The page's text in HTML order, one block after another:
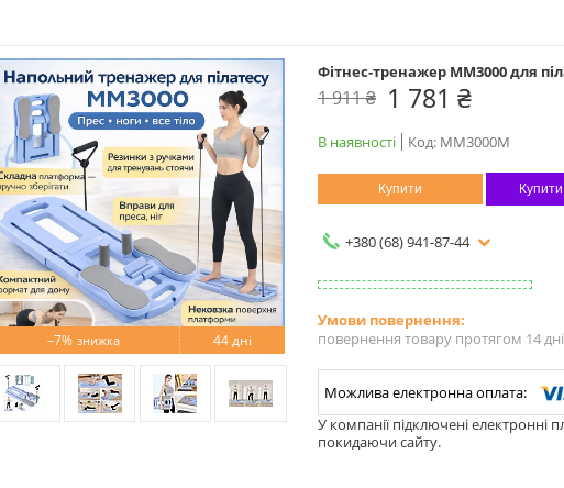
–7% 44 дні
Фітнес-тренажер MM3000 для
1 911 ₴ 1 781 ₴
В наявності Код: MM3000M
Купити
+380 (68) 941-87-44
повернення товару протягом 14
У компанії підключені
покидаючи сайту.